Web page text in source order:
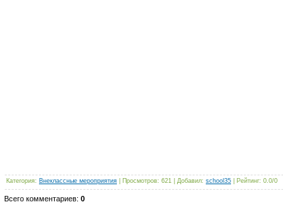
Категория: Внеклассные мероприятия Просмотров: 621 Добавил: school35 Рейтинг: 0.0/0
Всего комментариев: 0